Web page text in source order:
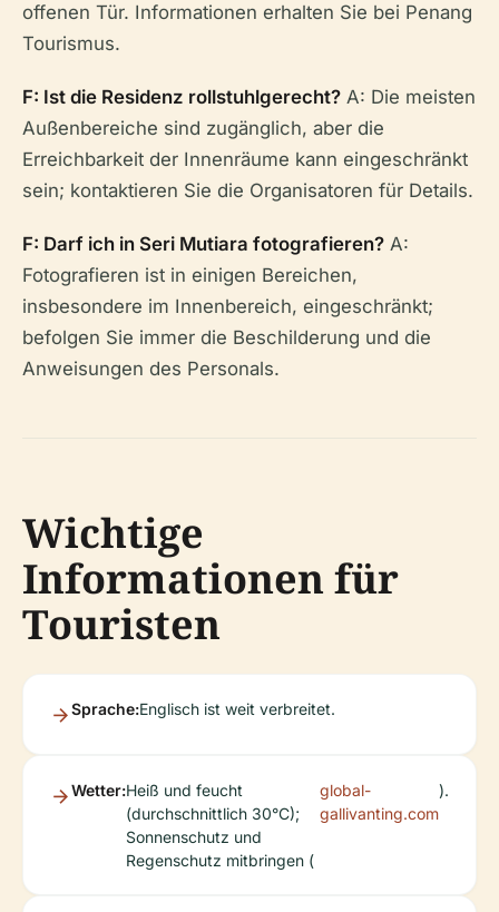
offenen Tür. Informationen erhalten Sie bei Penang
Tourismus.
F: Ist die Residenz rollstuhlgerecht? A: Die meisten
Außenbereiche sind zugänglich, aber die
Erreichbarkeit der Innenräume kann eingeschränkt
sein; kontaktieren Sie die Organisatoren für Details.
F: Darf ich in Seri Mutiara fotografieren? A:
Fotografieren ist in einigen Bereichen,
insbesondere im Innenbereich, eingeschränkt;
befolgen Sie immer die Beschilderung und die
Anweisungen des Personals.
Wichtige
Informationen für
Touristen
Sprache:Englisch ist weit verbreitet.
Wetter:Heiß und feucht
(durchschnittlich 30°C);
Sonnenschutz und
Regenschutz mitbringen (
global-
gallivanting.com
).